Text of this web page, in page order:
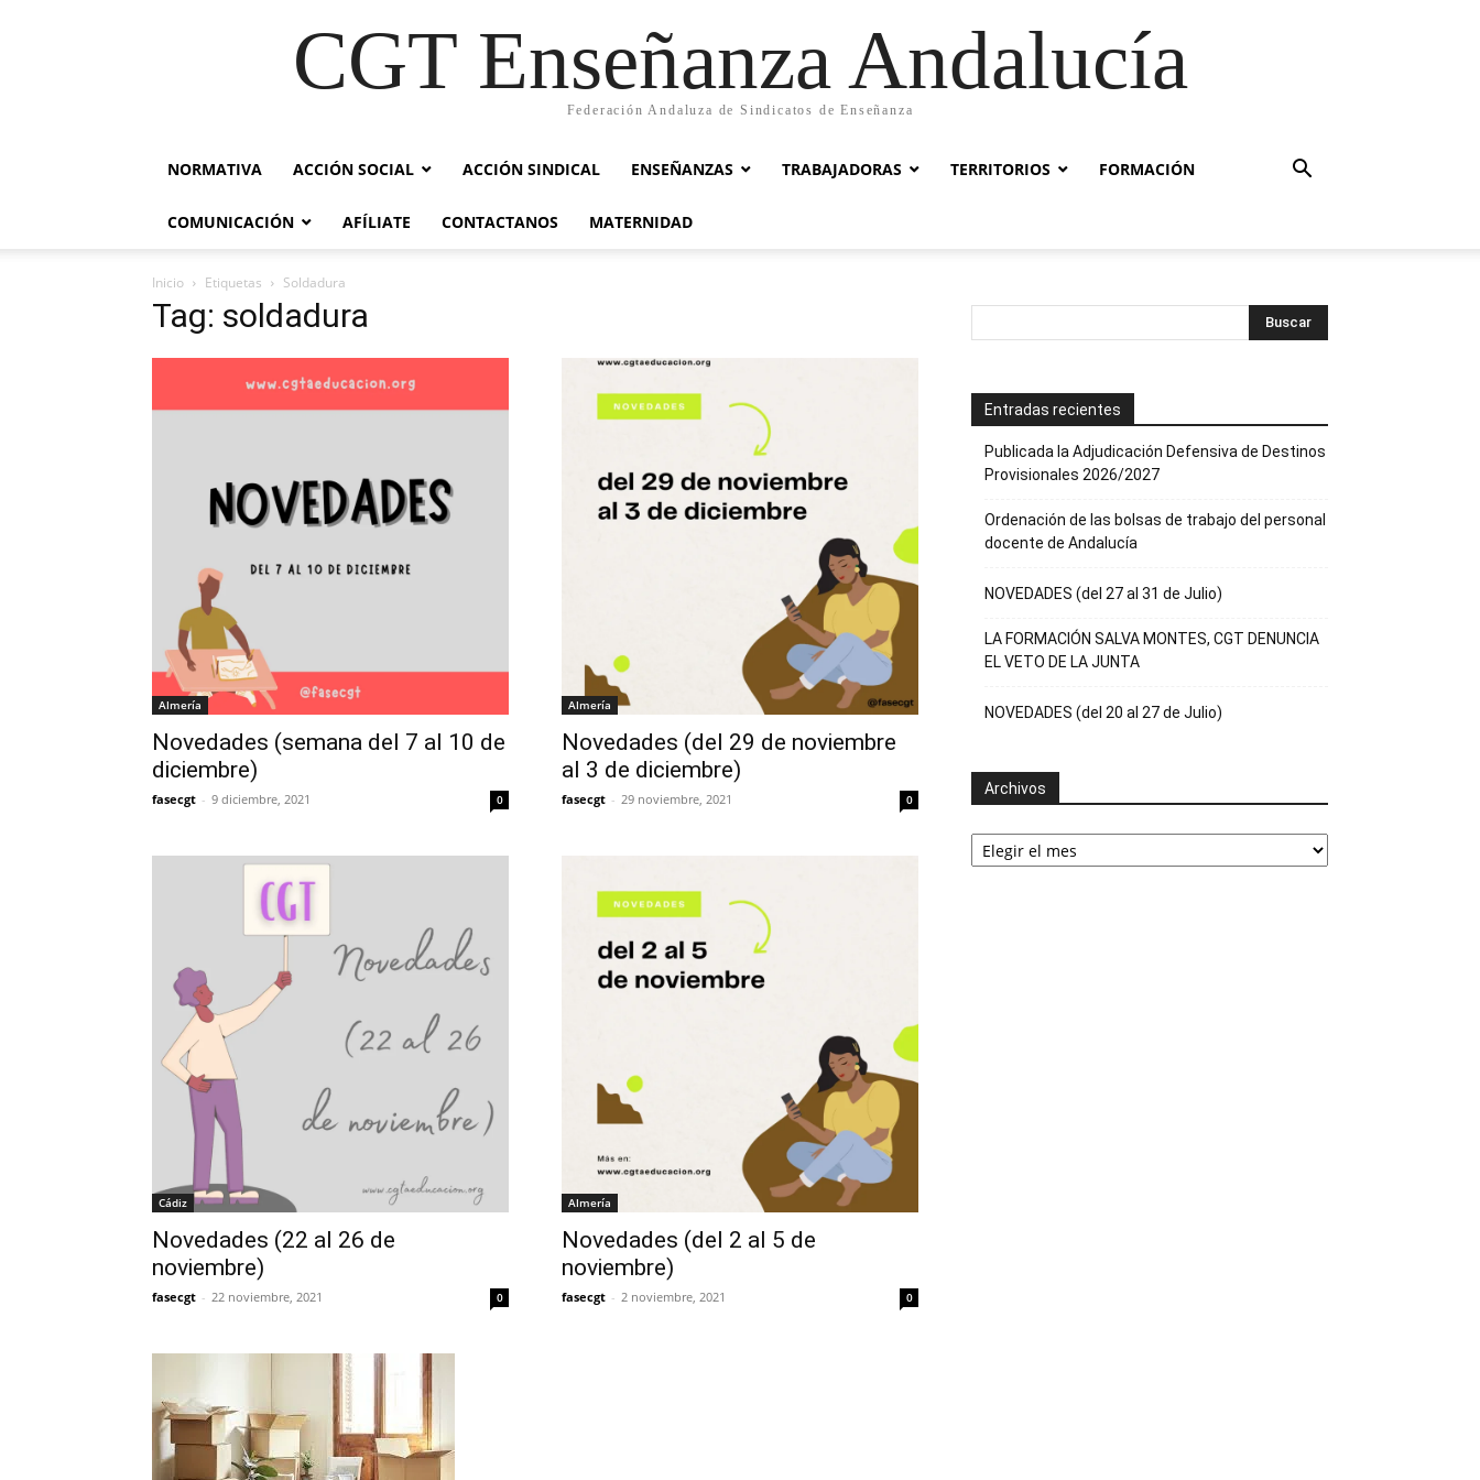
CGT Enseñanza Andalucía
Federación Andaluza de Sindicatos de Enseñanza
NORMATIVA ACCIÓN SOCIAL ACCIÓN SINDICAL ENSEÑANZAS TRABAJADORAS TERRITORIOS FORMACIÓN
COMUNICACIÓN AFÍLIATE CONTACTANOS MATERNIDAD
Inicio Etiquetas Soldadura
Tag: soldadura
Almería
Novedades (semana del 7 al 10 de
diciembre)
fasecgt - 9 diciembre, 2021 0
Almería
Novedades (del 29 de noviembre
al 3 de diciembre)
fasecgt - 29 noviembre, 2021 0
Cádiz
Novedades (22 al 26 de
noviembre)
fasecgt - 22 noviembre, 2021 0
Almería
Novedades (del 2 al 5 de
noviembre)
fasecgt - 2 noviembre, 2021 0
Entradas recientes
Publicada la Adjudicación Defensiva de Destinos
Provisionales 2026/2027
Ordenación de las bolsas de trabajo del personal
docente de Andalucía
NOVEDADES (del 27 al 31 de Julio)
LA FORMACIÓN SALVA MONTES, CGT DENUNCIA
EL VETO DE LA JUNTA
NOVEDADES (del 20 al 27 de Julio)
Archivos
Archivos